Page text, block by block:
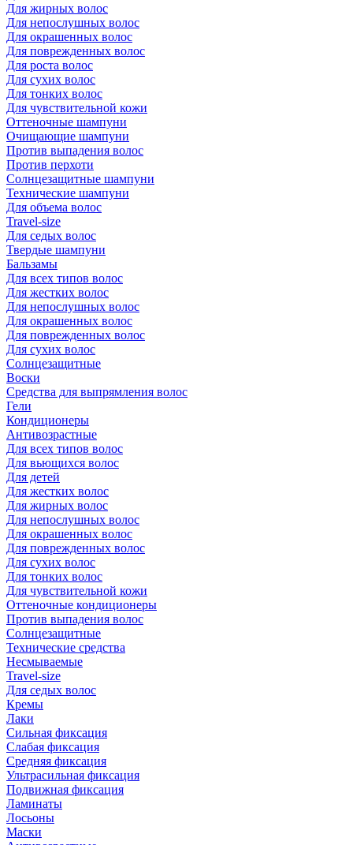
Для жирных волос
Для непослушных волос
Для окрашенных волос
Для поврежденных волос
Для роста волос
Для сухих волос
Для тонких волос
Для чувствительной кожи
Оттеночные шампуни
Очищающие шампуни
Против выпадения волос
Против перхоти
Солнцезащитные шампуни
Технические шампуни
Для объема волос
Travel-size
Для седых волос
Твердые шампуни
Бальзамы
Для всех типов волос
Для жестких волос
Для непослушных волос
Для окрашенных волос
Для поврежденных волос
Для сухих волос
Солнцезащитные
Воски
Средства для выпрямления волос
Гели
Кондиционеры
Антивозрастные
Для всех типов волос
Для вьющихся волос
Для детей
Для жестких волос
Для жирных волос
Для непослушных волос
Для окрашенных волос
Для поврежденных волос
Для сухих волос
Для тонких волос
Для чувствительной кожи
Оттеночные кондиционеры
Против выпадения волос
Солнцезащитные
Технические средства
Несмываемые
Travel-size
Для седых волос
Кремы
Лаки
Сильная фиксация
Слабая фиксация
Средняя фиксация
Ультрасильная фиксация
Подвижная фиксация
Ламинаты
Лосьоны
Маски